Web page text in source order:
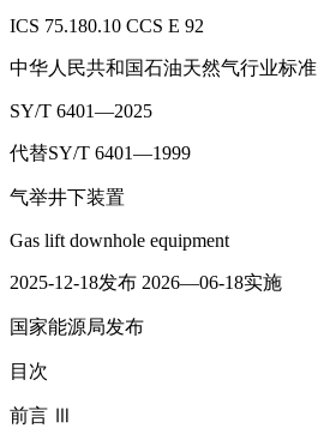
ICS 75.180.10 CCS E 92
中华人民共和国石油天然气行业标准
SY/T 6401—2025
代替SY/T 6401—1999
气举井下装置
Gas lift downhole equipment
2025-12-18发布 2026—06-18实施
国家能源局发布
目次
前言 Ⅲ